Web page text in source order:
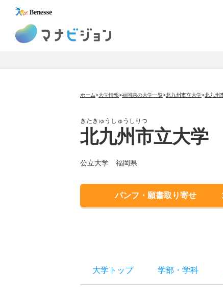
ホーム>大学情報>福岡県の大学一覧>北九州市立大学>北九州
きたきゅうしゅうしりつ
北九州市立大学
公立大学 福岡県
パンフ・願書取り寄せ
大学トップ 学部 ・ 学科